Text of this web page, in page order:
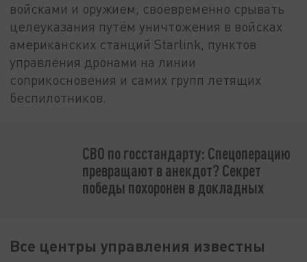
войсками и оружием, своевременно срывать
целеуказания путём уничтожения в войсках
американских станций Starlink, пунктов
управления дронами на линии
соприкосновения и самих групп летящих
беспилотников.
СВО по госстандарту: Спецоперацию
превращают в анекдот? Секрет
победы похоронен в докладных
Все центры управления известны